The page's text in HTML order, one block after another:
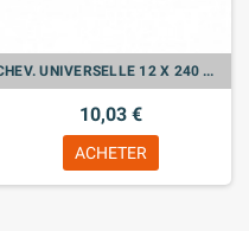
CHEV. UNIVERSELLE 12 X 240 M6 M8 Sachet de 2
10,03 €
ACHETER